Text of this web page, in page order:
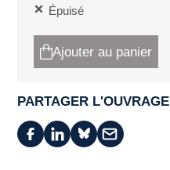
Épuisé
Ajouter au panier
PARTAGER L'OUVRAGE